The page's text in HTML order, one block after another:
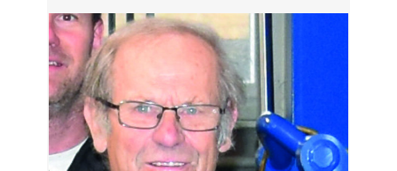
E-
Auto
in
Siegsdorf